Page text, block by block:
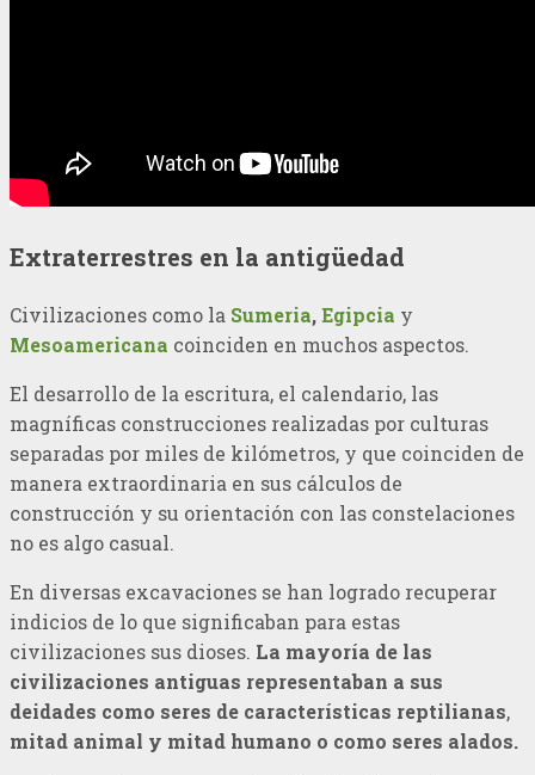
Extraterrestres en la antigüedad
Civilizaciones como la Sumeria,Egipcia y
Mesoamericana coinciden en muchos aspectos.
El desarrollo de la escritura, el calendario, las
magníficas construcciones realizadas por culturas
separadas por miles de kilómetros, y que coinciden de
manera extraordinaria en sus cálculos de
construcción y su orientación con las constelaciones
no es algo casual.
En diversas excavaciones se han logrado recuperar
indicios de lo que significaban para estas
civilizaciones sus dioses. La mayoría de las
civilizaciones antiguas representaban a sus
deidades como seres de características reptilianas,
mitad animal y mitad humano o como seres alados.